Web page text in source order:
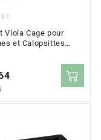
Viola Cage pour
et Calopsittes